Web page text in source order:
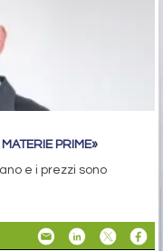
PRIME»
e i prezzi sono